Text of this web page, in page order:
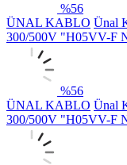
%56
ÜNAL KABLO Ünal
300/500V "H05VV-F
%56
ÜNAL KABLO Ünal
300/500V "H05VV-F